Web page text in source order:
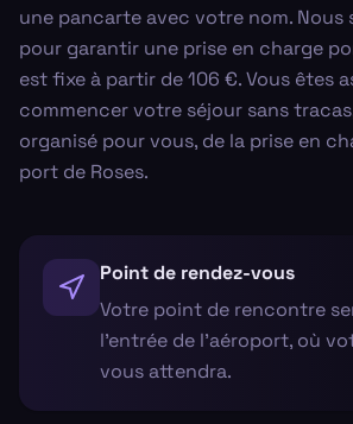
une pancarte avec votre nom. Nous
pour garantir une prise en charge
est fixe à partir de 106 €. Vous êtes
commencer votre séjour sans
organisé pour vous, de la prise en
port de Roses.
Point de rendez-vous
Votre point de rencontre
l'entrée de l'aéroport, où
vous attendra.